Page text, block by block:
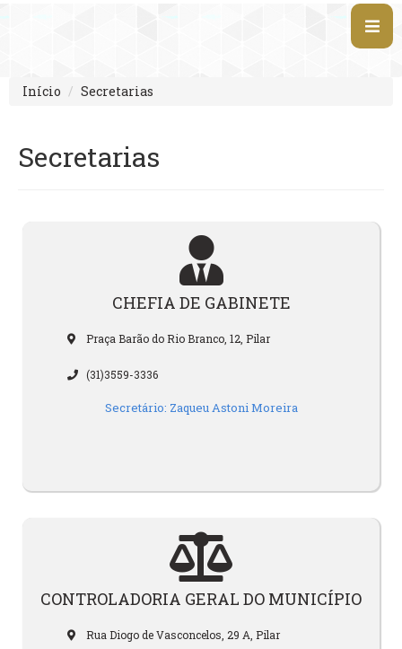
Início Secretarias
Secretarias
CHEFIA DE GABINETE
Praça Barão do Rio Branco, 12, Pilar
(31)3559-3336
Secretário: Zaqueu Astoni Moreira
CONTROLADORIA GERAL DO MUNICÍPIO
Rua Diogo de Vasconcelos, 29 A, Pilar